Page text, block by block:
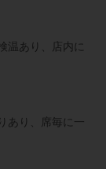
温あり
店内に
あり
席毎に一